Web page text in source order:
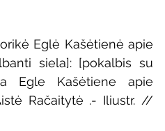
Eglė Kašėtienė apie
siela]: [pokalbis su
Egle Kašėtiene apie
Račaitytė .- Iliustr. //